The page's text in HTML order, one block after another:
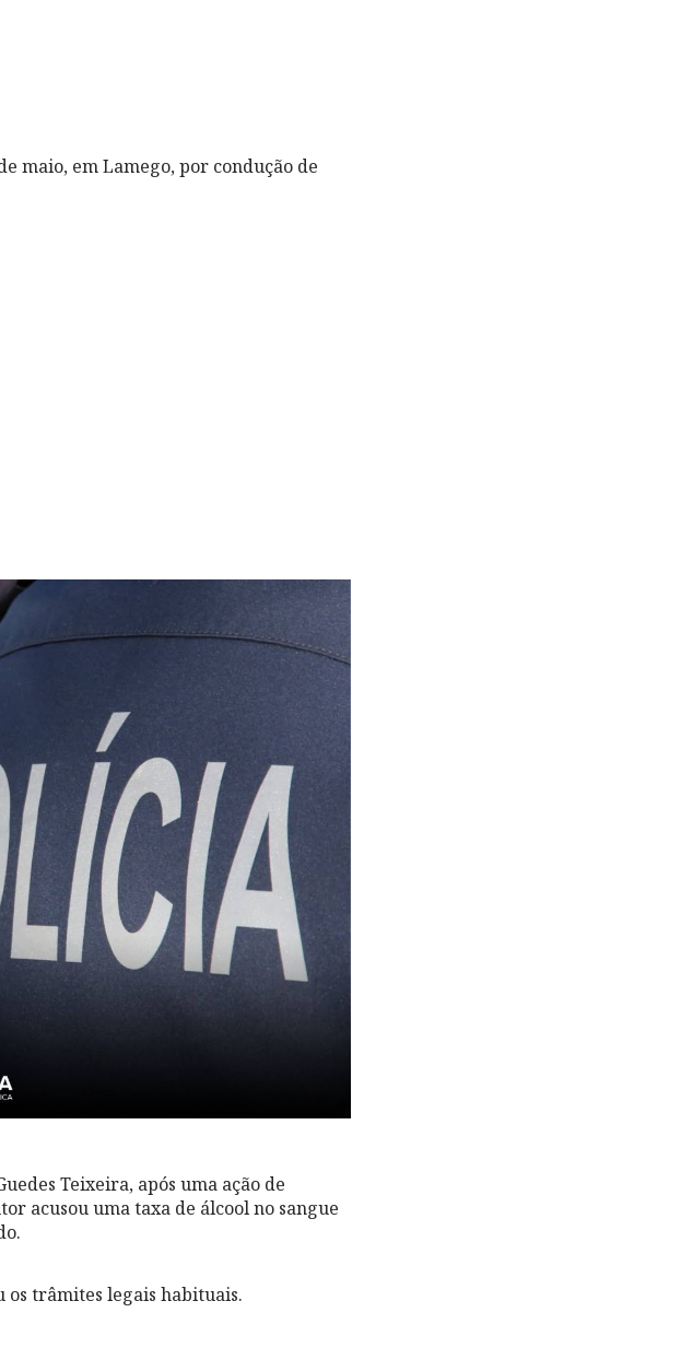
maio, em Lamego, por condução de
Teixeira, após uma ação de
acusou uma taxa de álcool no sangue
os trâmites legais habituais.